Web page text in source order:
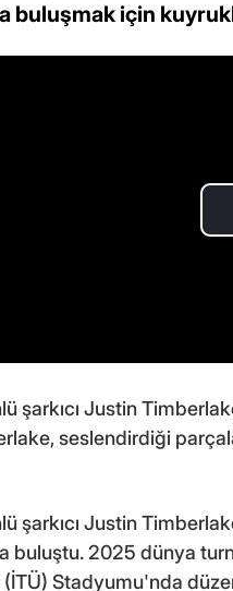
buluşmak için
şarkıcı Justin
seslendirdiği
şarkıcı Justin
buluştu. 2025 dünya
Stadyumu'nda